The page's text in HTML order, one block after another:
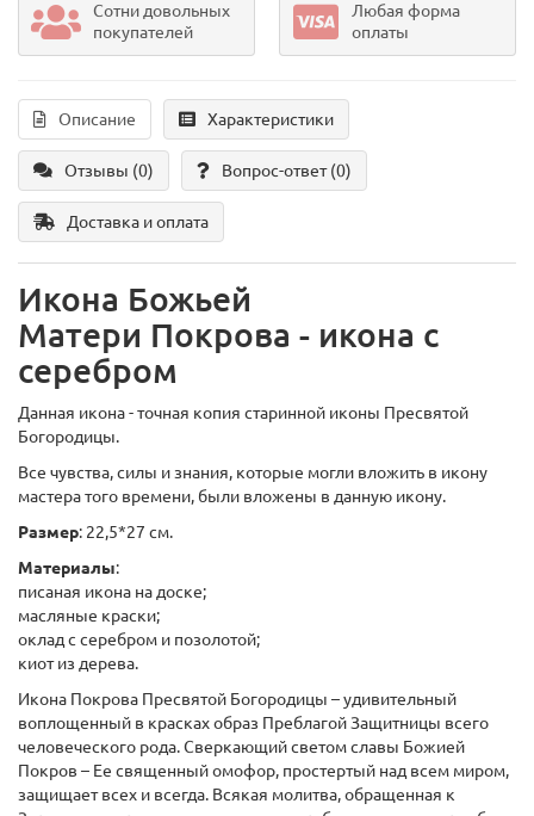
Сотни довольных
покупателей
Любая форма
оплаты
Описание Характеристики
Отзывы (0) Вопрос-ответ(0)
Доставка и оплата
Икона Божьей
Матери Покрова - икона с
серебром
Данная икона - точная копия старинной иконы Пресвятой
Богородицы.
Все чувства, силы и знания, которые могли вложить в икону
мастера того времени, были вложены в данную икону.
Размер: 22,5*27 см.
Материалы:
писаная икона на доске;
масляные краски;
оклад с серебром и позолотой;
киот из дерева.
Икона Покрова Пресвятой Богородицы – удивительный
воплощенный в красках образ Преблагой Защитницы всего
человеческого рода. Сверкающий светом славы Божией
Покров – Ее священный омофор, простертый над всем миром,
защищает всех и всегда. Всякая молитва, обращенная к